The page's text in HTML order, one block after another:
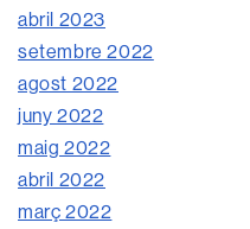
abril 2023
setembre 2022
agost 2022
juny 2022
maig 2022
abril 2022
març 2022